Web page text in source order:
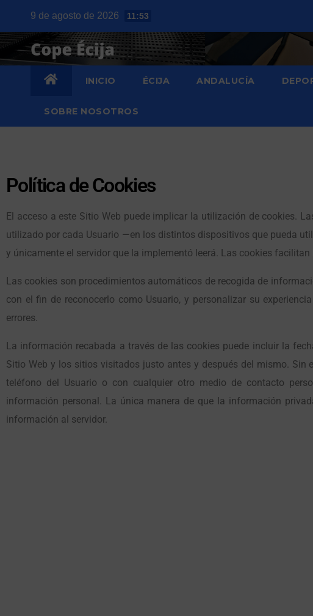
9 de agosto de 2026 11:53
INICIO ÉCIJA ANDALUCÍA
SOBRE NOSOTROS
Política de Cookies
El acceso a este Sitio Web puede implicar la utilización de cookies.
utilizado por cada Usuario —en los distintos dispositivos que pueda
y únicamente el servidor que la implementó leerá. Las cookies
Las cookies son procedimientos automáticos de recogida de
con el fin de reconocerlo como Usuario, y personalizar su
errores.
La información recabada a través de las cookies puede incluir la
Sitio Web y los sitios visitados justo antes y después del mismo.
teléfono del Usuario o con cualquier otro medio de contacto
información personal. La única manera de que la información
información al servidor.